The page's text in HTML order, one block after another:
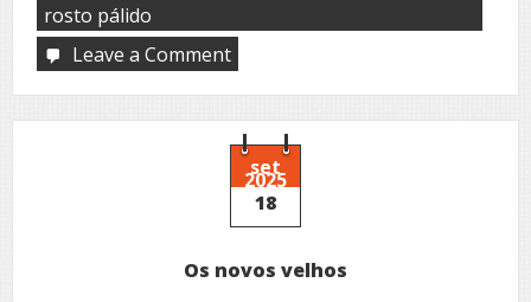
rosto pálido
Leave a Commenton
de
rapina
set
2025
18
Os novos velhos